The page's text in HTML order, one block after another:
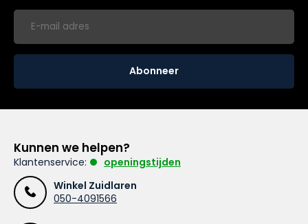
Abonneer
Kunnen we helpen?
Klantenservice:
openingstijden
Winkel Zuidlaren
050-4091566